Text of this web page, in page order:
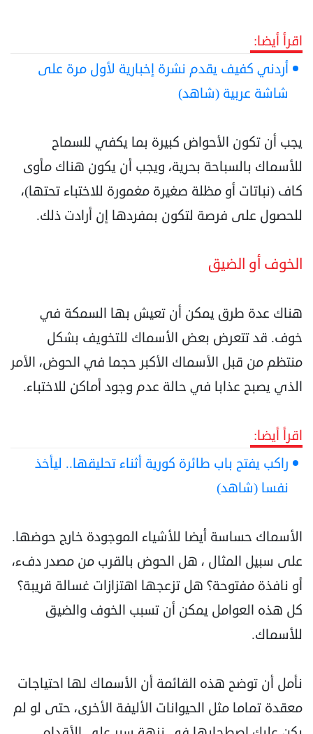
اقرأ أيضا:
أردني كفيف يقدم نشرة إخبارية لأول مرة على
شاشة عربية (شاهد)
يجب أن تكون الأحواض كبيرة بما يكفي للسماح
للأسماك بالسباحة بحرية، ويجب أن يكون هناك مأوى
كاف ‏‏(نباتات أو مظلة صغيرة مغمورة للاختباء تحتها)،
للحصول على فرصة لتكون بمفردها إن أرادت ذلك.‏
‏الخوف أو الضيق‏
هناك عدة طرق يمكن أن تعيش بها السمكة في
خوف. قد تتعرض بعض الأسماك للتخويف بشكل
منتظم من ‏قبل الأسماك الأكبر حجما في الحوض، الأمر
الذي يصبح عذابا في حالة عدم وجود أماكن للاختباء.‏
اقرأ أيضا:
راكب يفتح باب طائرة كورية أثناء تحليقها.. ليأخذ
نفسا (شاهد)
الأسماك حساسة أيضا للأشياء الموجودة خارج حوضها.
على سبيل المثال ، هل الحوض بالقرب من ‏مصدر دفء،
أو نافذة مفتوحة؟ هل تزعجها اهتزازات غسالة قريبة؟
كل هذه العوامل يمكن أن تسبب ‏الخوف والضيق
للأسماك.‏
نأمل أن توضح هذه القائمة أن الأسماك لها احتياجات
معقدة تماما مثل الحيوانات الأليفة الأخرى، حتى لو ‏لم